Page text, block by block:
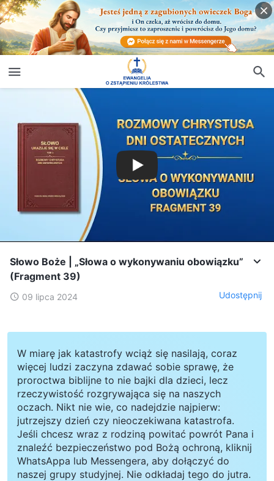
Słowo Boże | „Słowa o wykonywaniu obowiązku”
(Fragment 39)
09 lipca 2024 Udostępnij
W miarę jak katastrofy wciąż się nasilają, coraz
więcej ludzi zaczyna zdawać sobie sprawę, że
proroctwa biblijne to nie bajki dla dzieci, lecz
rzeczywistość rozgrywająca się na naszych
oczach. Nikt nie wie, co nadejdzie najpierw:
jutrzejszy dzień czy nieoczekiwana katastrofa.
Jeśli chcesz wraz z rodziną powitać powrót Pana i
znaleźć bezpieczeństwo pod Bożą ochroną, kliknij
WhatsAppa lub Messengera, aby dołączyć do
naszej grupy studyjnej. Nie odkładaj tego do jutra.